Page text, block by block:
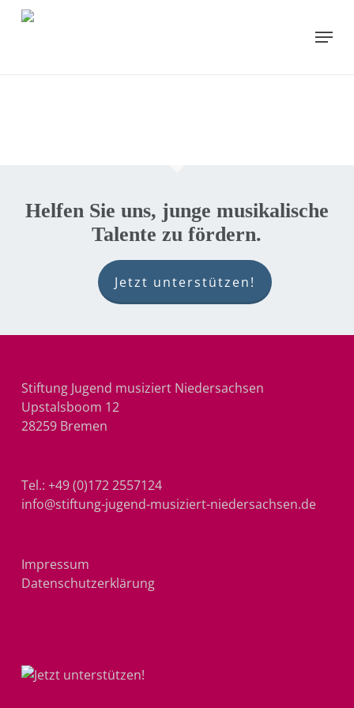
Skip
Menu
Helfen Sie uns, junge musikalische
Talente zu fördern.
Jetzt unterstützen!
Stiftung Jugend musiziert Niedersachsen
Upstalsboom 12
28259 Bremen
Tel.: +49 (0)172 2557124
info@stiftung-jugend-musiziert-niedersachsen.de
Impressum
Datenschutzerklärung